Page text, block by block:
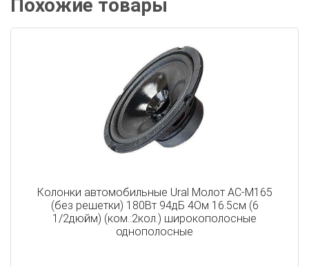
Похожие товары
Колонки автомобильные Ural Молот АС-М165
(без решетки) 180Вт 94дБ 4Ом 16.5см (6
1/2дюйм) (ком.:2кол.) широкополосные
однополосные